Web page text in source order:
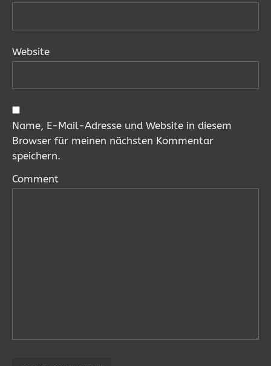
Website
Name, E-Mail-Adresse und Website in diesem
Browser für meinen nächsten Kommentar
speichern.
Comment